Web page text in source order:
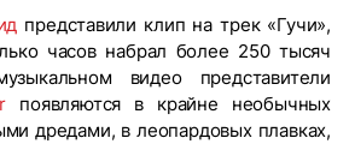
представили клип на трек «Гучи»,
часов набрал более 250 тысяч
видео представители
появляются в крайне необычных
дредами, в леопардовых плавках,